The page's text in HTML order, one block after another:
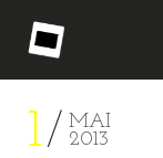
1
MAI
2013